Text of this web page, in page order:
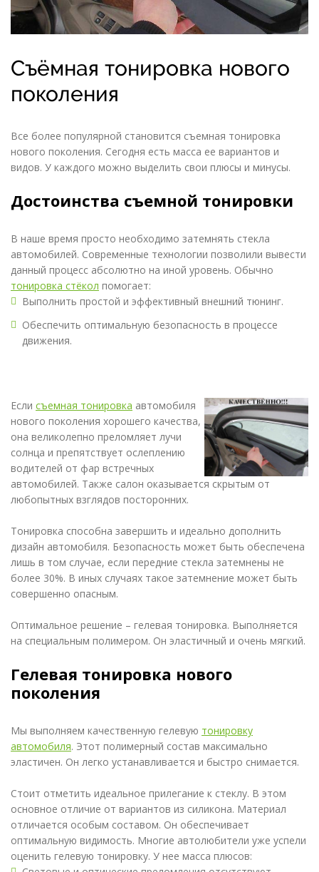
Съёмная тонировка нового
поколения
Все более популярной становится съемная тонировка
нового поколения. Сегодня есть масса ее вариантов и
видов. У каждого можно выделить свои плюсы и минусы.
Достоинства съемной тонировки
В наше время просто необходимо затемнять стекла
автомобилей. Современные технологии позволили вывести
данный процесс абсолютно на иной уровень. Обычно
тонировка стёкол помогает:
Выполнить простой и эффективный внешний тюнинг.
Обеспечить оптимальную безопасность в процессе
движения.
Если съемная тонировка автомобиля
нового поколения хорошего качества,
она великолепно преломляет лучи
солнца и препятствует ослеплению
водителей от фар встречных
автомобилей. Также салон оказывается скрытым от
любопытных взглядов посторонних.
Тонировка способна завершить и идеально дополнить
дизайн автомобиля. Безопасность может быть обеспечена
лишь в том случае, если передние стекла затемнены не
более 30%. В иных случаях такое затемнение может быть
совершенно опасным.
Оптимальное решение – гелевая тонировка. Выполняется
на специальным полимером. Он эластичный и очень мягкий.
Гелевая тонировка нового
поколения
Мы выполняем качественную гелевую тонировку
автомобиля. Этот полимерный состав максимально
эластичен. Он легко устанавливается и быстро снимается.
Стоит отметить идеальное прилегание к стеклу. В этом
основное отличие от вариантов из силикона. Материал
отличается особым составом. Он обеспечивает
оптимальную видимость. Многие автолюбители уже успели
оценить гелевую тонировку. У нее масса плюсов: